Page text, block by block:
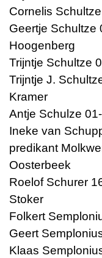
Cornelis
Geertje Schultze
Hoogenberg
Trijntje Schultze
Trijntje J.
Kramer
Antje Schulze
Ineke van
predikant
Oosterbeek
Roelof Schurer
Stoker
Folkert
Geert
Klaas